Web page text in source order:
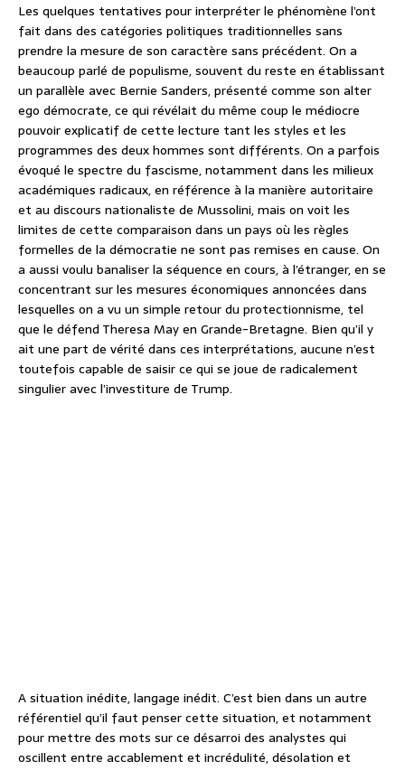
Les quelques tentatives pour interpréter le phénomène l’ont
fait dans des catégories politiques traditionnelles sans
prendre la mesure de son caractère sans précédent. On a
beaucoup parlé de populisme, souvent du reste en établissant
un parallèle avec Bernie Sanders, présenté comme son alter
ego démocrate, ce qui révélait du même coup le médiocre
pouvoir explicatif de cette lecture tant les styles et les
programmes des deux hommes sont différents. On a parfois
évoqué le spectre du fascisme, notamment dans les milieux
académiques radicaux, en référence à la manière autoritaire
et au discours nationaliste de Mussolini, mais on voit les
limites de cette comparaison dans un pays où les règles
formelles de la démocratie ne sont pas remises en cause. On
a aussi voulu banaliser la séquence en cours, à l’étranger, en se
concentrant sur les mesures économiques annoncées dans
lesquelles on a vu un simple retour du protectionnisme, tel
que le défend Theresa May en Grande-Bretagne. Bien qu’il y
ait une part de vérité dans ces interprétations, aucune n’est
toutefois capable de saisir ce qui se joue de radicalement
singulier avec l’investiture de Trump.
A situation inédite, langage inédit. C’est bien dans un autre
référentiel qu’il faut penser cette situation, et notamment
pour mettre des mots sur ce désarroi des analystes qui
oscillent entre accablement et incrédulité, désolation et